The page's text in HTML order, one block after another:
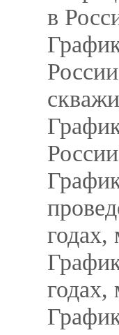
в
годах,
годах,